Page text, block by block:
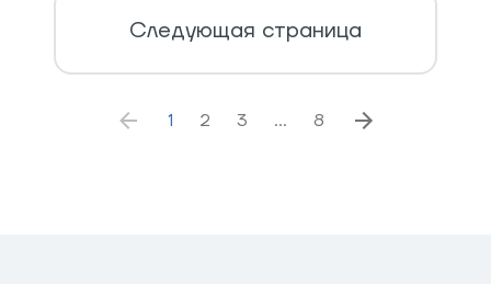
Следующая страница
1 2 3 … 8